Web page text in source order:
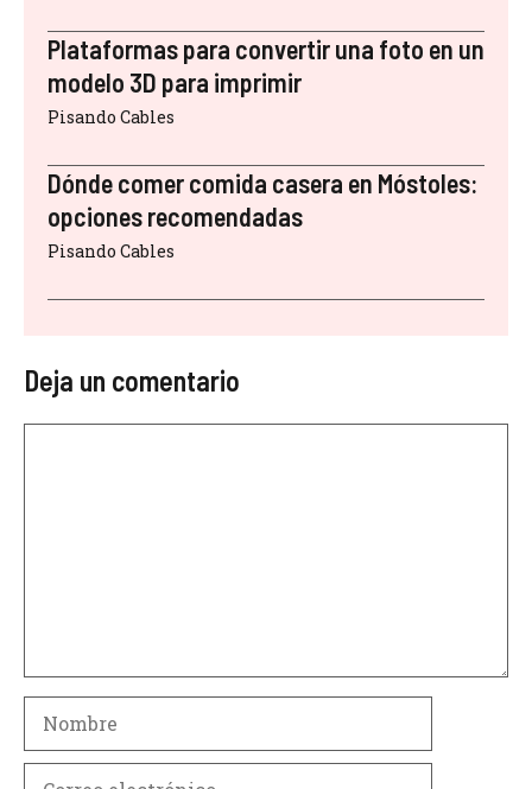
Plataformas para convertir una foto en un
modelo 3D para imprimir
Pisando Cables
Dónde comer comida casera en Móstoles:
opciones recomendadas
Pisando Cables
Deja un comentario